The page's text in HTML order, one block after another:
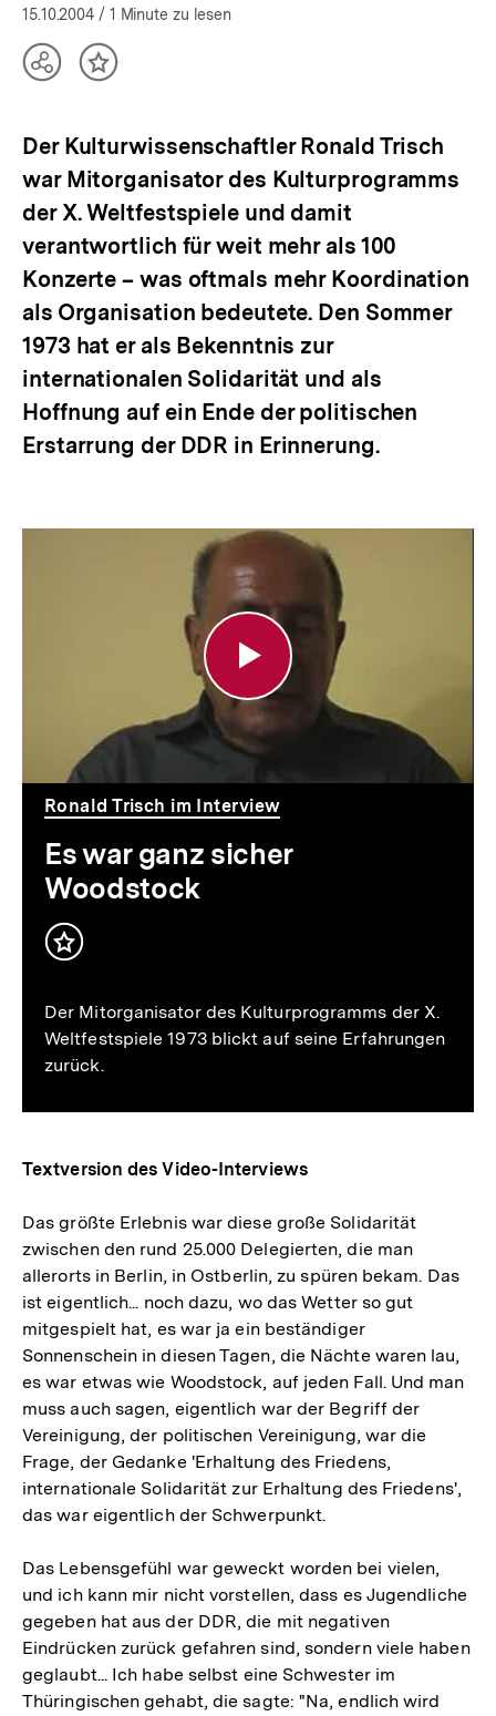
15.10.2004 / 1 Minute zu lesen
TeilenInhalt
Der Kulturwissenschaftler Ronald Trisch
war Mitorganisator des Kulturprogramms
der X. Weltfestspiele und damit
verantwortlich für weit mehr als 100
Konzerte – was oftmals mehr Koordination
als Organisation bedeutete. Den Sommer
1973 hat er als Bekenntnis zur
internationalen Solidarität und als
Hoffnung auf ein Ende der politischen
Erstarrung der DDR in Erinnerung.
Woodstock
Ronald Trisch im Interview
Es war ganz sicher
Woodstock
Inhalt
Der Mitorganisator des Kulturprogramms der X.
Weltfestspiele 1973 blickt auf seine Erfahrungen
zurück.
Textversion des Video-Interviews
Das größte Erlebnis war diese große Solidarität
zwischen den rund 25.000 Delegierten, die man
allerorts in Berlin, in Ostberlin, zu spüren bekam. Das
ist eigentlich... noch dazu, wo das Wetter so gut
mitgespielt hat, es war ja ein beständiger
Sonnenschein in diesen Tagen, die Nächte waren lau,
es war etwas wie Woodstock, auf jeden Fall. Und man
muss auch sagen, eigentlich war der Begriff der
Vereinigung, der politischen Vereinigung, war die
Frage, der Gedanke 'Erhaltung des Friedens,
internationale Solidarität zur Erhaltung des Friedens',
das war eigentlich der Schwerpunkt.
Das Lebensgefühl war geweckt worden bei vielen,
und ich kann mir nicht vorstellen, dass es Jugendliche
gegeben hat aus der DDR, die mit negativen
Eindrücken zurück gefahren sind, sondern viele haben
geglaubt... Ich habe selbst eine Schwester im
Thüringischen gehabt, die sagte: "Na, endlich wird